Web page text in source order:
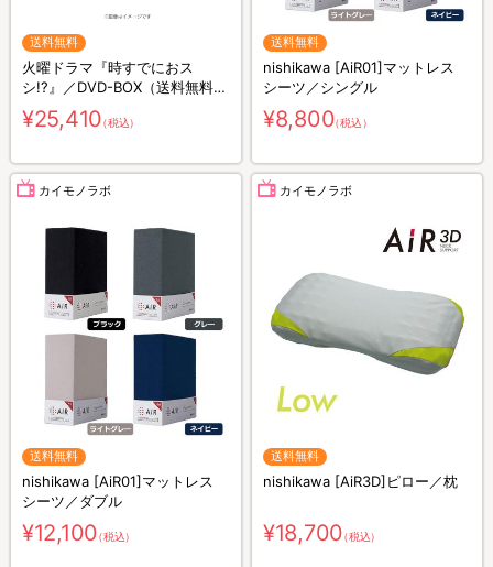
送料無料
火曜ドラマ『時すでにおス
シ!?』／DVD-BOX（送料無料・
6枚組）
¥25,410（税込）
送料無料
nishikawa [AiR01]マットレス
シーツ／シングル
¥8,800（税込）
カイモノラボ
送料無料
nishikawa [AiR01]マットレス
シーツ／ダブル
¥12,100（税込）
カイモノラボ
送料無料
nishikawa [AiR3D]ピロー／枕
¥18,700（税込）